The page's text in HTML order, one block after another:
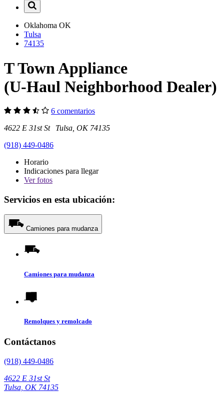
Oklahoma OK
Tulsa
74135
T Town Appliance
(U-Haul Neighborhood Dealer)
6 comentarios
4622 E 31st St Tulsa, OK 74135
(918) 449-0486
Horario
Indicaciones para llegar
Verfotos
Servicios en esta ubicación:
Camiones para mudanza
Camiones para mudanza
Remolques y remolcado
Contáctanos
(918) 449-0486
4622 E 31st St
Tulsa, OK 74135